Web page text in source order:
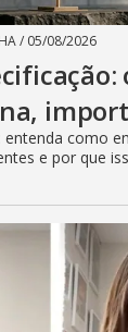
/ 05/08/2026
entenda como
e por que